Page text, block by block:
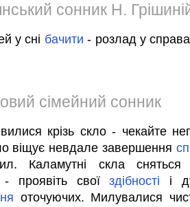
сонник Н.
у сні бачити - розлад у
сімейний сонник
крізь скло - чекайте
віщує невдале завершення
Каламутні скла
- проявіть своїздібності і
оточуючих. Милувалися